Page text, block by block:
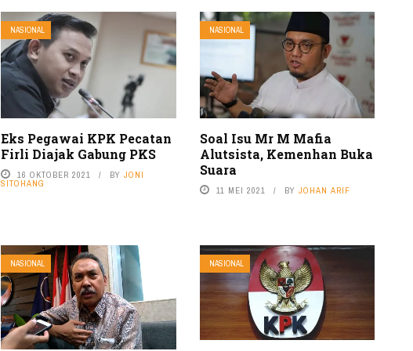
NASIONAL
Eks Pegawai KPK Pecatan
Firli Diajak Gabung PKS
16 OKTOBER 2021 BYJONI
SITOHANG
NASIONAL
Soal Isu Mr M Mafia
Alutsista, Kemenhan Buka
Suara
11 MEI 2021 BY JOHAN ARIF
NASIONAL NASIONAL